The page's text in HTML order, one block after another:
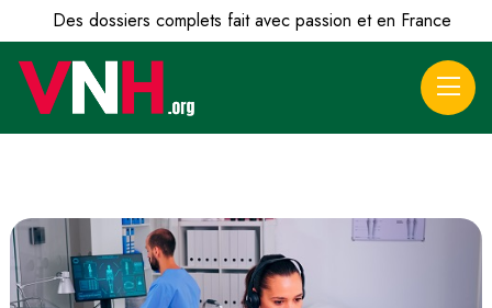
Des dossiers complets fait avec passion et en France